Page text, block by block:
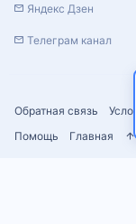
Обратная связь
Помощь
Главная
Яндекс Дзен
Телеграм канал